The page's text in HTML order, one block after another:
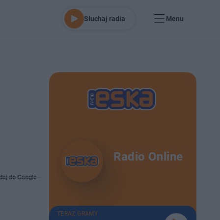
Słuchaj radia Menu
do Google
Radio Online
TERAZ GRAMY